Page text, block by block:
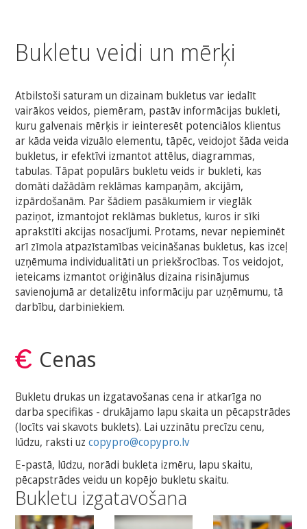
Bukletu veidi un mērķi
Atbilstoši saturam un dizainam bukletus var iedalīt
vairākos veidos, piemēram, pastāv informācijas bukleti,
kuru galvenais mērķis ir ieinteresēt potenciālos klientus
ar kāda veida vizuālo elementu, tāpēc, veidojot šāda veida
bukletus, ir efektīvi izmantot attēlus, diagrammas,
tabulas. Tāpat populārs bukletu veids ir bukleti, kas
domāti dažādām reklāmas kampaņām, akcijām,
izpārdošanām. Par šādiem pasākumiem ir vieglāk
paziņot, izmantojot reklāmas bukletus, kuros ir sīki
aprakstīti akcijas nosacījumi. Protams, nevar nepieminēt
arī zīmola atpazīstamības veicināšanas bukletus, kas izceļ
uzņēmuma individualitāti un priekšrocības. Tos veidojot,
ieteicams izmantot oriģinālus dizaina risinājumus
savienojumā ar detalizētu informāciju par uzņēmumu, tā
darbību, darbiniekiem.
Cenas
Bukletu drukas un izgatavošanas cena ir atkarīga no
darba specifikas - drukājamo lapu skaita un pēcapstrādes
(locīts vai skavots buklets). Lai uzzinātu precīzu cenu,
lūdzu, raksti uzcopypro@copypro.lv
E-pastā, lūdzu, norādi bukleta izmēru, lapu skaitu,
pēcapstrādes veidu un kopējo bukletu skaitu.
Bukletu izgatavošana